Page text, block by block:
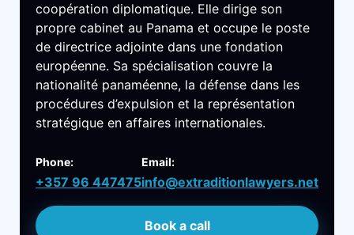
coopération diplomatique. Elle dirige son
propre cabinet au Panama et occupe le poste
de directrice adjointe dans une fondation
européenne. Sa spécialisation couvre la
nationalité panaméenne, la défense dans les
procédures d’expulsion et la représentation
stratégique en affaires internationales.
Phone:
+357 96 447475
Email:
info@extraditionlawyers.net
Book a call